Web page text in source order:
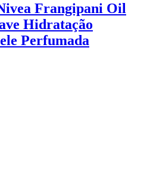
Frangipani Oil
Hidratação
Perfumada